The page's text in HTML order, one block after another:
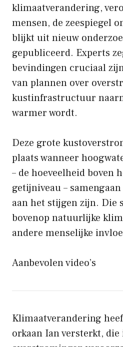
klimaatverandering,
mensen, de zeespiegel
blijkt uit nieuw
gepubliceerd. Experts
bevindingen cruciaal
van plannen over
kustinfrastructuur
warmer wordt.
Deze grote
plaats wanneer
– de hoeveelheid boven
getijniveau –
aan het stijgen zijn. Die
bovenop natuurlijke
andere menselijke
Aanbevolen video’s
Klimaatverandering
orkaan Ian versterkt,